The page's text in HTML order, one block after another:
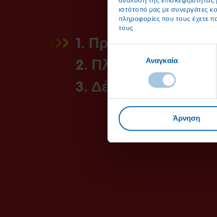
ιστότοπό μας με συνεργάτες
πληροφορίες που τους έχετε
τους.
συγκατάθεσηςΑναγκαία
Άρνηση
1. Προετοιμάστε
2. Πλήρωση
3. Δέσιμο